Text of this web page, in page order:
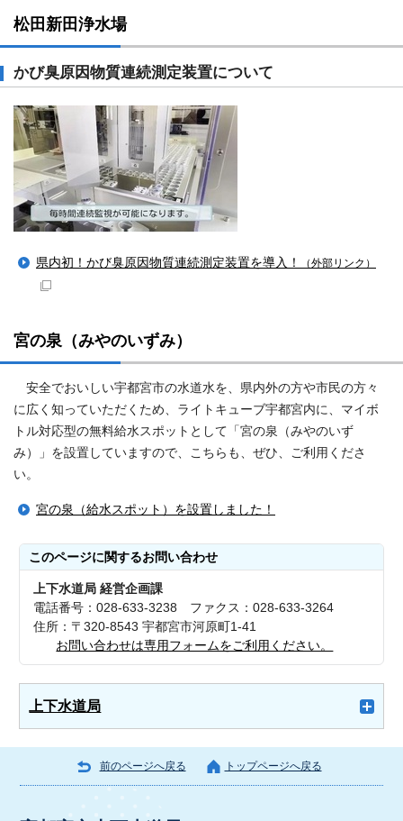
松田新田浄水場
かび臭原因物質連続測定装置について
県内初！かび臭原因物質連続測定装置を導入！ （外部リンク）
宮の泉（みやのいずみ）
安全でおいしい宇都宮市の水道水を、県内外の方や市民の方々
に広く知っていただくため、ライトキューブ宇都宮内に、マイボ
トル対応型の無料給水スポットとして「宮の泉（みやのいず
み）」を設置していますので、こちらも、ぜひ、ご利用くださ
い。
宮の泉（給水スポット）を設置しました！
このページに関するお問い合わせ
上下水道局 経営企画課
電話番号：028-633-3238 ファクス：028-633-3264
住所：〒320-8543 宇都宮市河原町1-41
お問い合わせは専用フォームをご利用ください。
上下水道局
前のページへ戻る トップページへ戻る